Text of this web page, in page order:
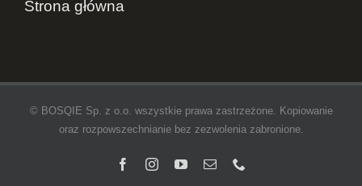
Strona główna
© BOSQIE Sp. z o.o. wszystkie prawa zastrzeżone. Kopiowanie
oraz rozpowszechnianie bez zezwolenia zabronione.
FacebookInstagramYouTube
Email